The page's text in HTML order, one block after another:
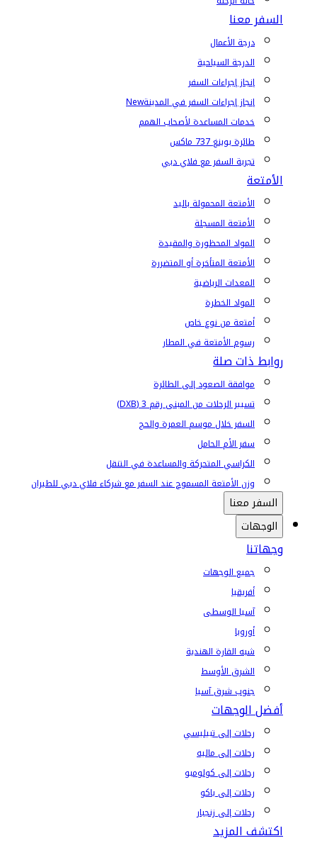
السفر معنا
درجة الأعمال
الدرجة السياحية
إنجاز إجراءات السفر
إنجاز إجراءات السفر في المدينةNew
خدمات المساعدة لأصحاب الهمم
طائرة بوينغ 737 ماكس
تجربة السفر مع فلاي دبي
الأمتعة
الأمتعة المحمولة باليد
الأمتعة المسجلة
المواد المحظورة والمقيدة
الأمتعة المتأخرة أو المتضررة
المعدات الرياضية
المواد الخطرة
أمتعة من نوع خاص
رسوم الأمتعة في المطار
روابط ذات صلة
موافقة الصعود إلى الطائرة
تسيير الرحلات من المبنى رقم 3 (DXB)
السفر خلال موسم العمرة والحج
سفر الأم الحامل
الكراسي المتحركة والمساعدة في التنقل
وزن الأمتعة المسموح عند السفر مع شركاء فلاي دبي للطيران
السفر معنا
الوجهات
وجهاتنا
جميع الوجهات
أفريقيا
آسيا الوسطى
أوروبا
شبه القارة الهندية
الشرق الأوسط
جنوب شرق آسيا
أفضل الوجهات
رحلات إلى تبيليسي
رحلات إلى ماليه
رحلات إلى كولومبو
رحلات إلى باكو
رحلات إلى زنجبار
اكتشف المزيد